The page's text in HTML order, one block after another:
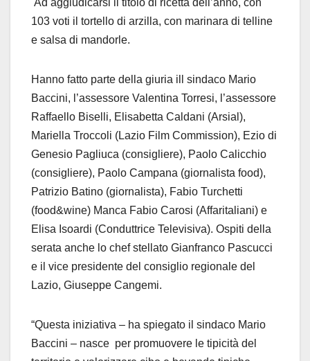
Ad aggiudicarsi il titolo di ricetta dell’anno, con
103 voti il tortello di arzilla, con marinara di telline
e salsa di mandorle.
Hanno fatto parte della giuria ill sindaco Mario
Baccini, l’assessore Valentina Torresi, l’assessore
Raffaello Biselli, Elisabetta Caldani (Arsial),
Mariella Troccoli (Lazio Film Commission), Ezio di
Genesio Pagliuca (consigliere), Paolo Calicchio
(consigliere), Paolo Campana (giornalista food),
Patrizio Batino (giornalista), Fabio Turchetti
(food&wine) Manca Fabio Carosi (Affaritaliani) e
Elisa Isoardi (Conduttrice Televisiva). Ospiti della
serata anche lo chef stellato Gianfranco Pascucci
e il vice presidente del consiglio regionale del
Lazio, Giuseppe Cangemi.
“Questa iniziativa – ha spiegato il sindaco Mario
Baccini – nasce per promuovere le tipicità del